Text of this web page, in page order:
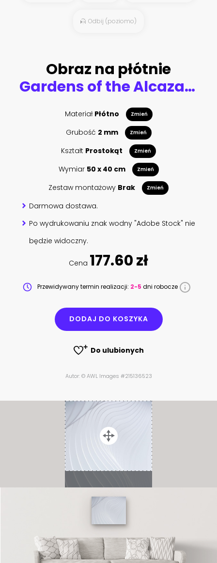
Odbij (poziomo)
Obraz na płótnie
Gardens of the Alcazar of the Crhistian Kings (Alcazar de los Reyes Cristianos), Cordoba, Andalusia, Spain
Materiał Płótno Zmień
Grubość 2 mm Zmień
Kształt Prostokąt Zmień
Wymiar 50 x 40 cm Zmień
Zestaw montażowy Brak Zmień
Darmowa dostawa.
Po wydrukowaniu znak wodny "Adobe Stock" nie
będzie widoczny.
Cena 177.60 zł
Przewidywany termin realizacji: 2-5 dni robocze
DODAJ DO KOSZYKA
Do ulubionych
Autor: © AWL Images #215136523